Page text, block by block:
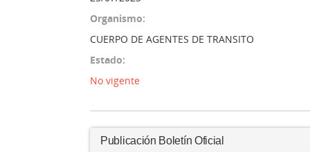
Organismo:
CUERPO DE AGENTES DE TRANSITO
Estado:
No vigente
Publicación Boletín Oficial